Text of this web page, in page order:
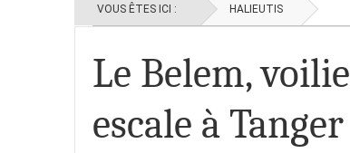
VOUS ÊTES ICI : HALIEUTIS
Le Belem,
escale à Tanger